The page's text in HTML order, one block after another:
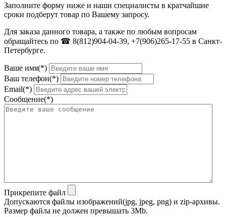
Заполните форму ниже и наши специалисты в кратчайшие
сроки подберут товар по Вашему запросу.
Для заказа данного товара, а также по любым вопросам
обращайтесь по ☎ 8(812)904-04-39, +7(906)265-17-55 в Санкт-
Петербурге.
Ваше имя(*)
Ваш телефон(*)
Email(*)
Сообщение(*)
Прикрепите файл
Допускаются файлы изображений(jpg, jpeg, png) и zip-архивы.
Размер файла не должен превышать 3Mb.